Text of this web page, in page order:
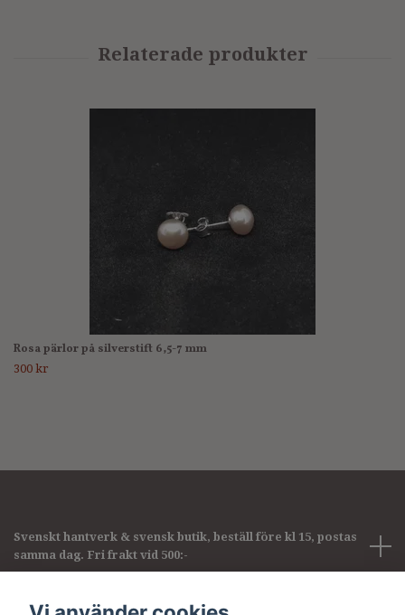
Rosa pärlor på silverstift 6,5-7 mm
300 kr
Svenskt hantverk & svensk butik, beställ före kl 15, postas
samma dag. Fri frakt vid 500:-
Företagsinformation